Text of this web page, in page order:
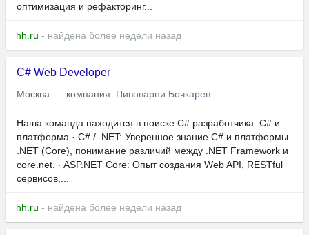
оптимизация и рефакторинг...
hh.ru - найдена более недели назад
C# Web Developer
Москва компания: Пивоварни Бочкарев
Наша команда находится в поиске C# разработчика. C# и
платформа · C# / .NET: Уверенное знание C# и платформы
.NET (Core), понимание различий между .NET Framework и
сore.net. · ASP.NET Core: Опыт создания Web API, RESTful
сервисов,...
hh.ru - найдена более недели назад